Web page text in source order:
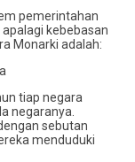
pemerintahan
kebebasan
Monarki adalah:
tiap negara
negaranya.
sebutan
menduduki